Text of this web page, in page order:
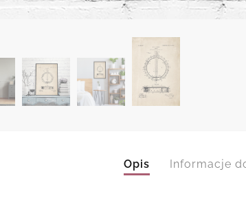
Opis Informacje